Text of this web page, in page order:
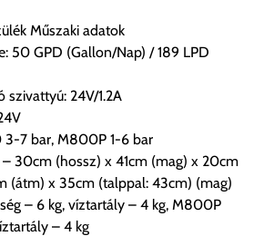
Cégcsoportunk Stúdiójában
út 100.
esetén, amennyiben szállítást is kér,
ajánl fel a program. Kérjük, a
az önnek megfelelő szállítási
Műszaki adatok
50 GPD (Gallon/Nap) / 189 LPD
24V/1.2A
7 bar, M800P 1-6 bar
– 30cm (hossz) x 41cm (mag) x 20cm
(átm) x 35cm (talppal: 43cm) (mag)
– 6 kg, víztartály – 4 kg, M800P
– 4 kg